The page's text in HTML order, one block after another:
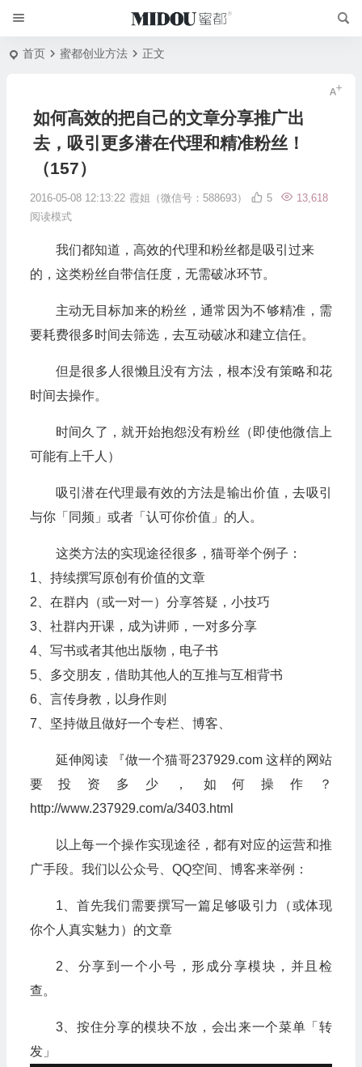
首页 蜜都创业方法 正文
如何高效的把自己的文章分享推广出
去，吸引更多潜在代理和精准粉丝！
（157）
2016-05-08 12:13:22 霞姐（微信号：588693） 13,618
5
阅读模式
我们都知道，高效的代理和粉丝都是吸引过来
的，这类粉丝自带信任度，无需破冰环节。
主动无目标加来的粉丝，通常因为不够精准，需
要耗费很多时间去筛选，去互动破冰和建立信任。
但是很多人很懒且没有方法，根本没有策略和花
时间去操作。
时间久了，就开始抱怨没有粉丝（即使他微信上
可能有上千人）
吸引潜在代理最有效的方法是输出价值，去吸引
与你「同频」或者「认可你价值」的人。
这类方法的实现途径很多，猫哥举个例子：
1、持续撰写原创有价值的文章
2、在群内（或一对一）分享答疑，小技巧
3、社群内开课，成为讲师，一对多分享
4、写书或者其他出版物，电子书
5、多交朋友，借助其他人的互推与互相背书
6、言传身教，以身作则
7、坚持做且做好一个专栏、博客、
延伸阅读 『做一个猫哥237929.com 这样的网站
要投资多少，如何操作？
http://www.237929.com/a/3403.html
以上每一个操作实现途径，都有对应的运营和推
广手段。我们以公众号、QQ空间、博客来举例：
1、首先我们需要撰写一篇足够吸引力（或体现
你个人真实魅力）的文章
2、分享到一个小号，形成分享模块，并且检
查。
3、按住分享的模块不放，会出来一个菜单「转
发」